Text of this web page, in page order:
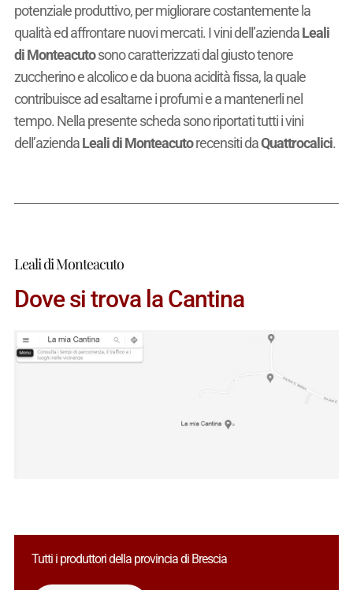
potenziale produttivo, per migliorare costantemente la
qualità ed affrontare nuovi mercati. I vini dell’aziendaLeali
di Monteacutosono caratterizzati dal giusto tenore
zuccherino e alcolico e da buona acidità fissa, la quale
contribuisce ad esaltarne i profumi e a mantenerli nel
tempo. Nella presente scheda sono riportati tutti i vini
dell’aziendaLeali di Monteacutorecensiti daQuattrocalici.
Leali di Monteacuto
Dove si trova la Cantina
Tutti i produttori della provincia di Brescia